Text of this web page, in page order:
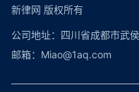
新律网 版权所有
公司地址：四川省成都市武
邮箱：Miao@1aq.com